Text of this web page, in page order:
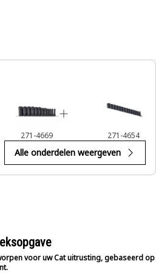
271-4669 271-4654
Alle onderdelen weergeven
voor uw Cat uitrusting, gebaseerd op